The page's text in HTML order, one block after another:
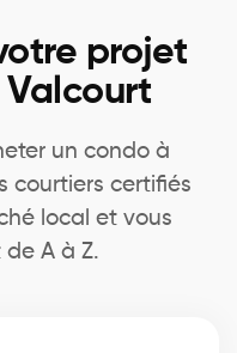
projet
un condo à
courtiers certifiés
local et vous
A à Z.